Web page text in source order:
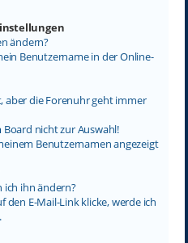
ändern?
Benutzername in der Online-
aber die Forenuhr geht immer
nicht zur Auswahl!
Benutzernamen angezeigt
ich ihn ändern?
den E-Mail-Link klicke, werde ich